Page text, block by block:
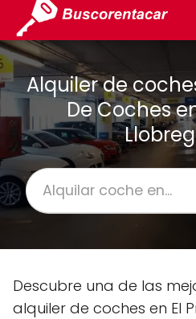
Alquiler de
De Coches
Descubre una de las
alquiler de coches en El